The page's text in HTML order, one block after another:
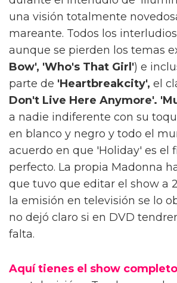
una visión totalmente
mareante. Todos los
aunque se pierden los temas
Bow', 'Who's That Girl') e
parte de 'Heartbreakcity', el
Don't Live Here Anymore'.
a nadie indiferente con su
en blanco y negro y todo el
acuerdo en que 'Holiday' es el
perfecto. La propia Madonna
que tuvo que editar el show a
la emisión en televisión se lo
no dejó claro si en DVD
falta.
Aquí tienes el show completo